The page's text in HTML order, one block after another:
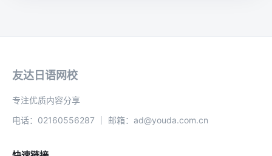
友达日语网校
专注优质内容分享
电话：02160556287 ｜ 邮箱：ad@youda.com.cn